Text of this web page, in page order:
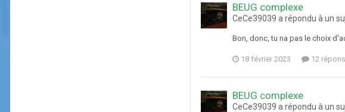
BEUG complexe
CeCe39039 a répondu à un
Bon, donc, tu na pas le choix
18 février 2023 12
BEUG complexe
CeCe39039 a répondu à un